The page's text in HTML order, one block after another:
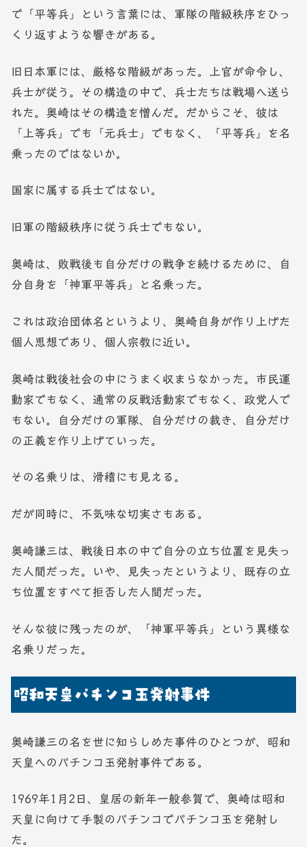
で「平等兵」という言葉には、軍隊の階級秩序をひっ
くり返すような響きがある。
旧日本軍には、厳格な階級があった。上官が命令し、
兵士が従う。その構造の中で、兵士たちは戦場へ送ら
れた。奥崎はその構造を憎んだ。だからこそ、彼は
「上等兵」でも「元兵士」でもなく、「平等兵」を名
乗ったのではないか。
国家に属する兵士ではない。
旧軍の階級秩序に従う兵士でもない。
奥崎は、敗戦後も自分だけの戦争を続けるために、自
分自身を「神軍平等兵」と名乗った。
これは政治団体名というより、奥崎自身が作り上げた
個人思想であり、個人宗教に近い。
奥崎は戦後社会の中にうまく収まらなかった。市民運
動家でもなく、通常の反戦活動家でもなく、政党人で
もない。自分だけの軍隊、自分だけの裁き、自分だけ
の正義を作り上げていった。
その名乗りは、滑稽にも見える。
だが同時に、不気味な切実さもある。
奥崎謙三は、戦後日本の中で自分の立ち位置を見失っ
た人間だった。いや、見失ったというより、既存の立
ち位置をすべて拒否した人間だった。
そんな彼に残ったのが、「神軍平等兵」という異様な
名乗りだった。
昭和天皇パチンコ玉発射事件
奥崎謙三の名を世に知らしめた事件のひとつが、昭和
天皇へのパチンコ玉発射事件である。
1969年1月2日、皇居の新年一般参賀で、奥崎は昭和
天皇に向けて手製のパチンコでパチンコ玉を発射し
た。